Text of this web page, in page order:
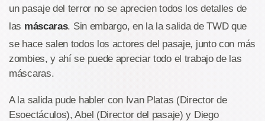
un pasaje del terror no se aprecien todos los detalles de
las máscaras. Sin embargo, en la la salida de TWD que
se hace salen todos los actores del pasaje, junto con más
zombies, y ahí se puede apreciar todo el trabajo de las
máscaras.
A la salida pude habler con Ivan Platas (Director de
Esoectáculos), Abel (Director del pasaje) y Diego